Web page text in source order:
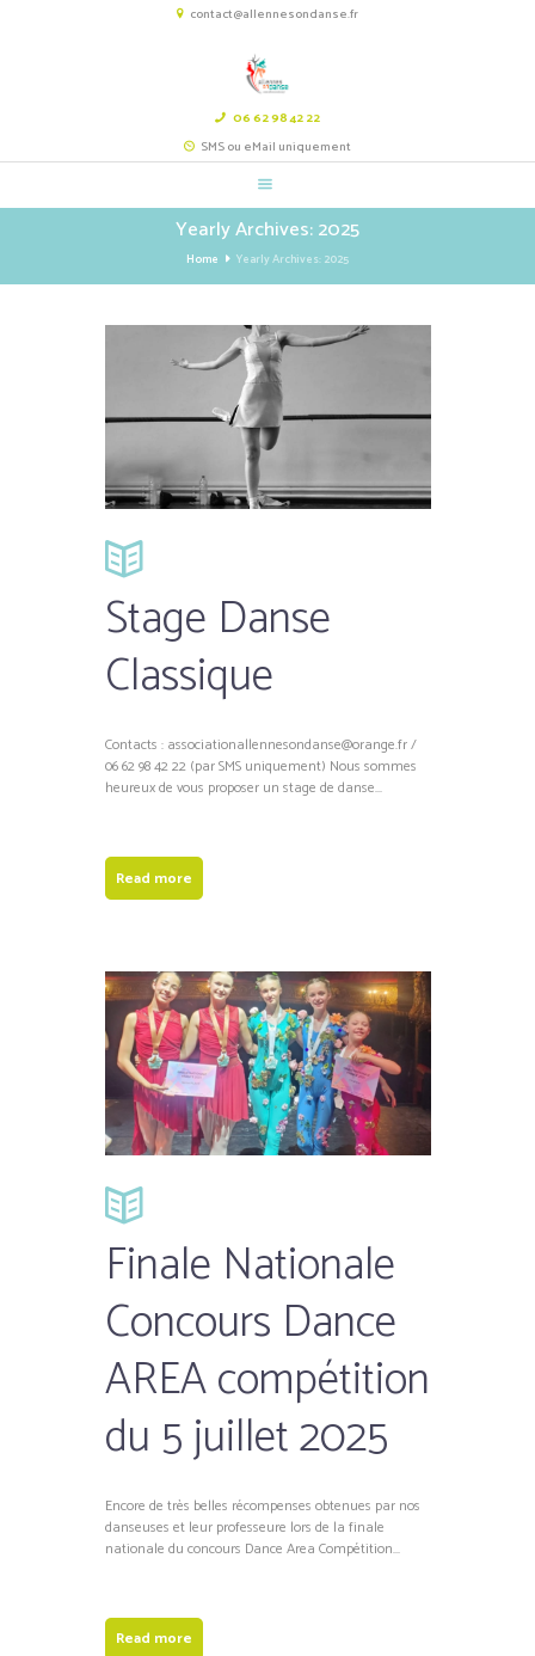
contact@allennesondanse.fr
06 62 98 42 22
SMS ou eMail uniquement
Yearly Archives: 2025
Home Yearly Archives: 2025
Stage Danse
Classique
Contacts : associationallennesondanse@orange.fr /
06 62 98 42 22 (par SMS uniquement) Nous sommes
heureux de vous proposer un stage de danse...
Read more
Finale Nationale
Concours Dance
AREA compétition
du 5 juillet 2025
Encore de très belles récompenses obtenues par nos
danseuses et leur professeure lors de la finale
nationale du concours Dance Area Compétition...
Read more